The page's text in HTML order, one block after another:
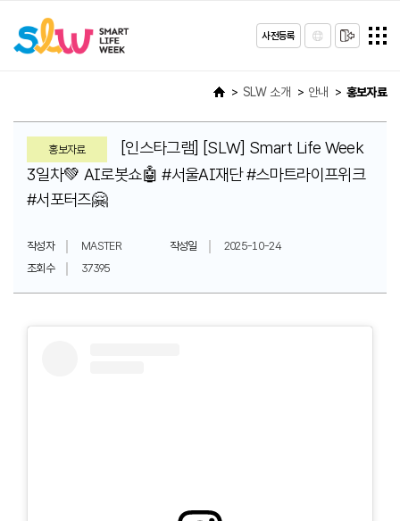
사전등록
SLW 소개 안내 홍보자료
홍보자료
[인스타그램] [SLW] Smart Life Week
3일차💚 AI로봇쇼🤖 #서울AI재단 #스마트라이프위크
#서포터즈🤗
작성자 MASTER 작성일
2025-10-24
조회수
37395